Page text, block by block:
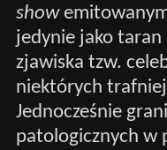
show
jedynie jako
zjawiska tzw.
niektórych trafniej
Jednocześnie
patologicznych w